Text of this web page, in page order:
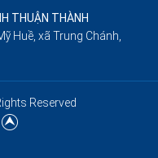
THUẬN THÀNH
Huề, xã Trung Chánh,
Reserved